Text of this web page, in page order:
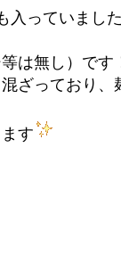
入っていまし
は無し）です
ざっており
す